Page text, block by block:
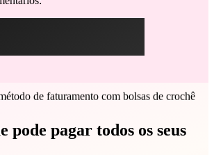
pode pagar todos os seus